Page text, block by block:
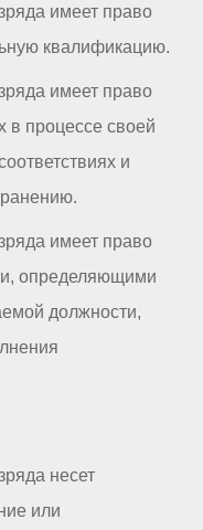
имеет право
квалификацию.
имеет право
в процессе своей
и
имеет право
определяющими
должности,
несет
или